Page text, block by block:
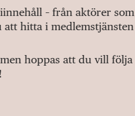
– från aktörer som
att hitta i medlemstjänsten
hoppas att du vill följa